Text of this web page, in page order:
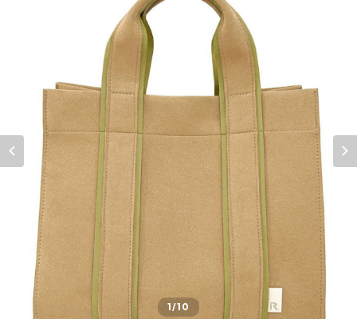
1/10